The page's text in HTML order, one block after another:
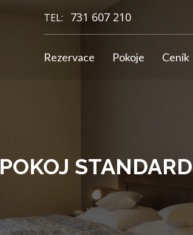
TEL: 731 607 210
Rezervace Pokoje Ceník
POKOJ STANDARD